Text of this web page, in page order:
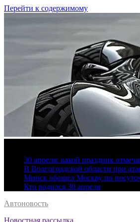
Перейти к содержимому
30 апреля: какой праздник
В Волгоградской области при
Минск обошел Москву по
Кто родился 30 апреля
Автоновость
Новостная рассылка